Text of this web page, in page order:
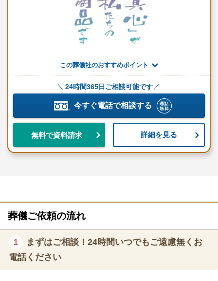
メモリアルDVD
追加オプション
ホール使用料（2日間）
火葬場用花束
焼香所アレンジ花
この葬儀社のおすすめポイント
24時間365日ご相談可能です
今すぐ電話で相談する
無料で資料請求 詳細を見る
葬儀ご依頼の流れ
1
まずはご相談！24時間いつでもご遠慮無くお
電話ください